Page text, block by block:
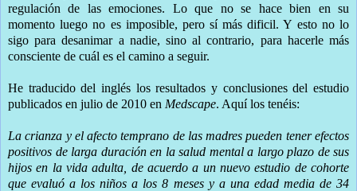
regulación de las emociones. Lo que no se hace bien en su
momento luego no es imposible, pero sí más dificil. Y esto no lo
sigo para desanimar a nadie, sino al contrario, para hacerle más
consciente de cuál es el camino a seguir.
He traducido del inglés los resultados y conclusiones del estudio
publicados en julio de 2010 en Medscape. Aquí los tenéis:
La crianza y el afecto temprano de las madres pueden tener efectos
positivos de larga duración en la salud mental a largo plazo de sus
hijos en la vida adulta, de acuerdo a un nuevo estudio de cohorte
que evaluó a los niños a los 8 meses y a una edad media de 34